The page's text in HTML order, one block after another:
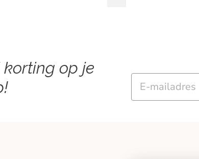
korting op je
Email